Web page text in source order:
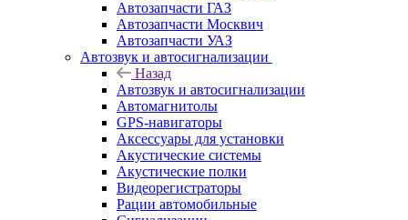
Автозапчасти ГАЗ
Автозапчасти Москвич
Автозапчасти УАЗ
Автозвук и автосигнализации
Назад
Автозвук и автосигнализации
Автомагнитолы
GPS-навигаторы
Аксессуары для установки
Акустические системы
Акустические полки
Видеорегистраторы
Рации автомобильные